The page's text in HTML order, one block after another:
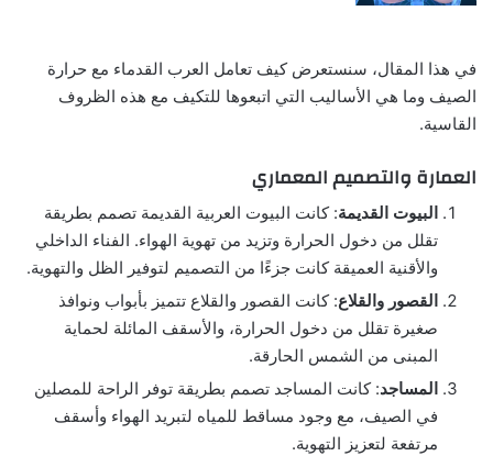
في هذا المقال، سنستعرض كيف تعامل العرب القدماء مع حرارة
الصيف وما هي الأساليب التي اتبعوها للتكيف مع هذه الظروف
القاسية.
العمارة والتصميم المعماري
البيوت القديمة: كانت البيوت العربية القديمة تصمم بطريقة
تقلل من دخول الحرارة وتزيد من تهوية الهواء. الفناء الداخلي
والأقنية العميقة كانت جزءًا من التصميم لتوفير الظل والتهوية.
القصور والقلاع: كانت القصور والقلاع تتميز بأبواب ونوافذ
صغيرة تقلل من دخول الحرارة، والأسقف المائلة لحماية
المبنى من الشمس الحارقة.
المساجد: كانت المساجد تصمم بطريقة توفر الراحة للمصلين
في الصيف، مع وجود مساقط للمياه لتبريد الهواء وأسقف
مرتفعة لتعزيز التهوية.